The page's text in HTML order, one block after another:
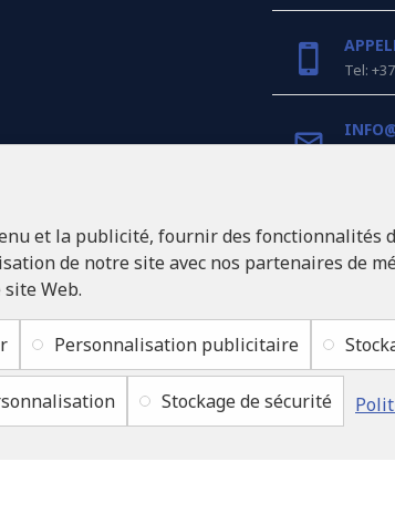
Tel:
Reg.
1046
et la publicité, fournir des fonctionnalités
de notre site avec nos partenaires de
Web.
Personnalisation publicitaire
Stockage de sécurité